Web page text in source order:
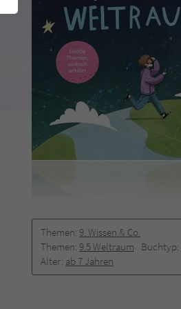
Themen: 9. Wissen & Co.
Themen: 9.5 Weltraum Buchtyp:
Alter: ab 7 Jahren